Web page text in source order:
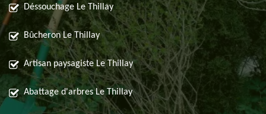
Déssouchage Le Thillay
Bûcheron Le Thillay
Artisan paysagiste Le Thillay
Abattage d'arbres Le Thillay